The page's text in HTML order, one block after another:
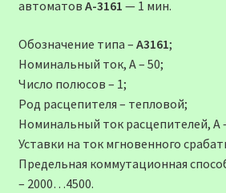
автоматов А-3161 — 1 мин.
Обозначение типа – А3161;
Номинальный ток, А – 50;
Число полюсов – 1;
Род расцепителя – тепловой;
Номинальный ток расцепителей, А –
Уставки на ток мгновенного
Предельная коммутационная
– 2000…4500.